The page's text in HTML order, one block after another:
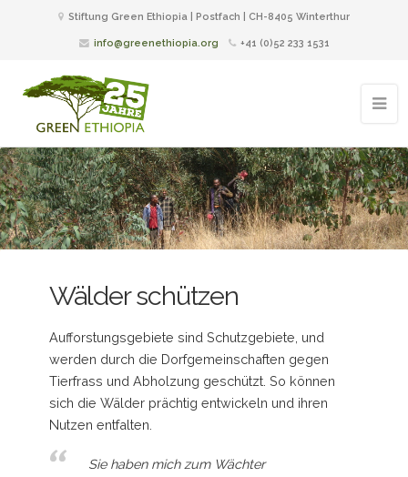
Stiftung Green Ethiopia | Postfach | CH-8405 Winterthur
info@greenethiopia.org +41 (0)52 233 1531
Wälder schützen
Aufforstungsgebiete sind Schutzgebiete, und
werden durch die Dorfgemeinschaften gegen
Tierfrass und Abholzung geschützt. So können
sich die Wälder prächtig entwickeln und ihren
Nutzen entfalten.
Sie haben mich zum Wächter